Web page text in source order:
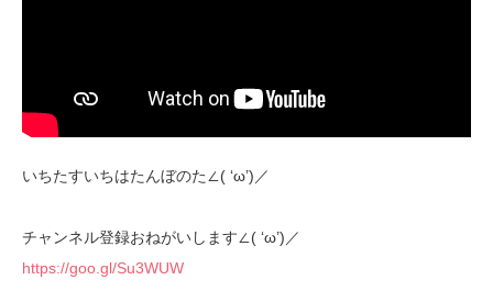
いちたすいちはたんぼのた∠( ‘ω’)／
チャンネル登録おねがいします∠( ‘ω’)／
https://goo.gl/Su3WUW